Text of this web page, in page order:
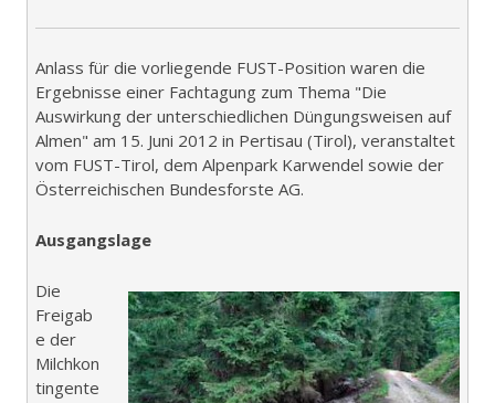
Anlass für die vorliegende FUST-Position waren die
Ergebnisse einer Fachtagung zum Thema "Die
Auswirkung der unterschiedlichen Düngungsweisen auf
Almen" am 15. Juni 2012 in Pertisau (Tirol), veranstaltet
vom FUST-Tirol, dem Alpenpark Karwendel sowie der
Österreichischen Bundesforste AG.
Ausgangslage
Die
Freigab
e der
Milchkon
tingente